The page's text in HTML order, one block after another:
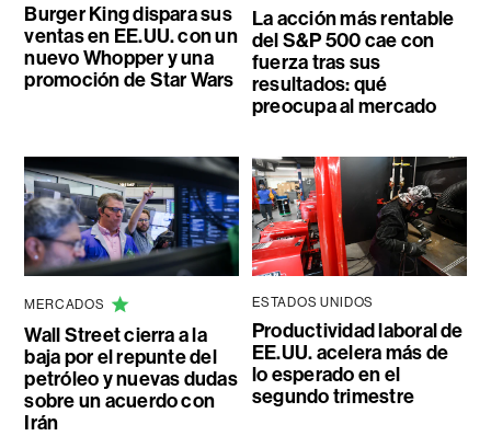
Burger King dispara sus
ventas en EE.UU. con un
nuevo Whopper y una
promoción de Star Wars
La acción más rentable
del S&P 500 cae con
fuerza tras sus
resultados: qué
preocupa al mercado
MERCADOS
Wall Street cierra a la
baja por el repunte del
petróleo y nuevas dudas
sobre un acuerdo con
Irán
ESTADOS UNIDOS
Productividad laboral de
EE.UU. acelera más de
lo esperado en el
segundo trimestre